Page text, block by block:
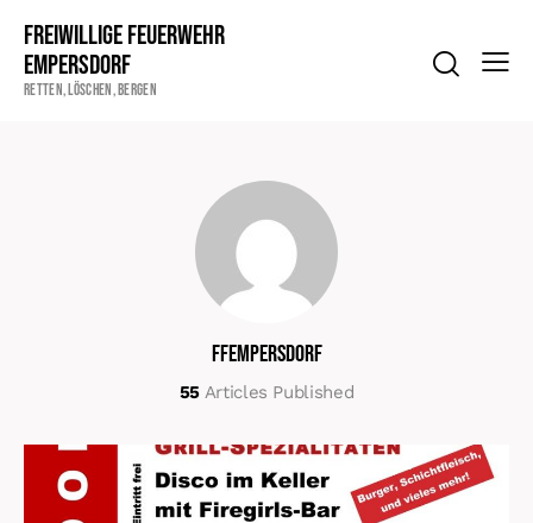
Freiwillige Feuerwehr
Empersdorf
Retten, Löschen, Bergen
ffempersdorf
55Articles Published